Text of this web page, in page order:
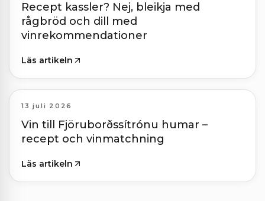
Recept kassler? Nej, bleikja med
rågbröd och dill med
vinrekommendationer
Läs artikeln
13 juli 2026
Vin till Fjöruborðssítrónu humar –
recept och vinmatchning
Läs artikeln